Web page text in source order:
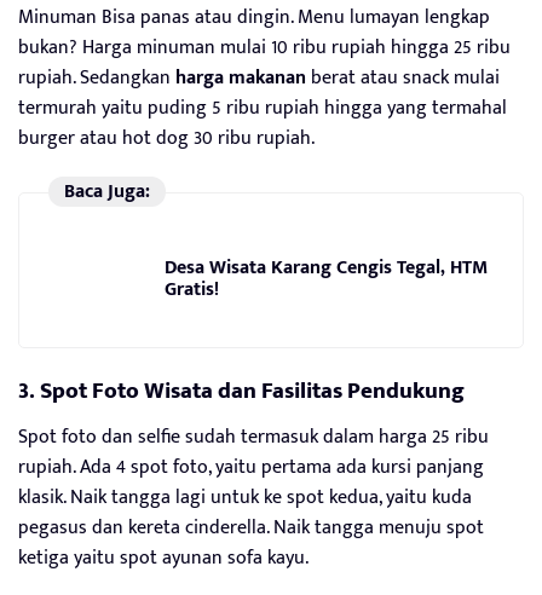
Minuman Bisa panas atau dingin. Menu lumayan lengkap
bukan? Harga minuman mulai 10 ribu rupiah hingga 25 ribu
rupiah. Sedangkan harga makanan berat atau snack mulai
termurah yaitu puding 5 ribu rupiah hingga yang termahal
burger atau hot dog 30 ribu rupiah.
Baca Juga:
Desa Wisata Karang Cengis Tegal, HTM
Gratis!
3. Spot FotoWisatadan Fasilitas Pendukung
Spot foto dan selfie sudah termasuk dalam harga 25 ribu
rupiah. Ada 4 spot foto, yaitu pertama ada kursi panjang
klasik. Naik tangga lagi untuk ke spot kedua, yaitu kuda
pegasus dan kereta cinderella. Naik tangga menuju spot
ketiga yaitu spot ayunan sofa kayu.